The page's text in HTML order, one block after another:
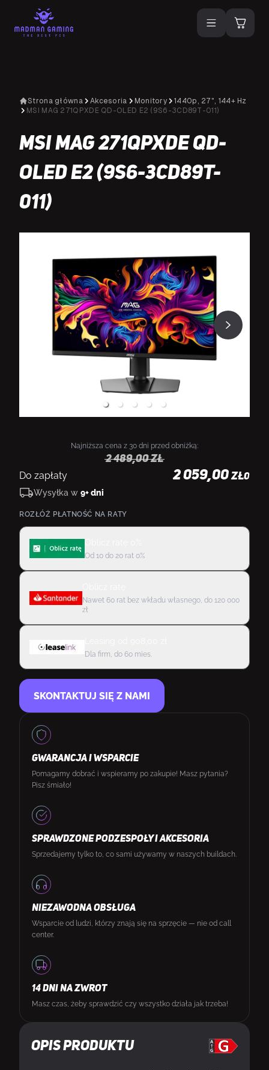
Strona główna Akcesoria Monitory
1440p, 27", 144+ Hz
MSI MAG 271QPXDE QD-OLED E2 (9S6-3CD89T-011)
MSI MAG 271QPXDE QD-
OLED E2 (9S6-3CD89T-
011)
Opis produktu
Najniższa cena z 30 dni przed obniżką:
2 489,00zł
Do zapłaty 2 059,00 ZŁ0
Wysyłka w 9+ dni
ROZŁÓŻ PŁATNOŚĆ NA RATY
Od 10 do 20 rat 0%
Nawet 60 rat bez wkładu własnego, do 120 000
zł
Dla firm, do 60 mies.
SKONTAKTUJ SIĘ Z NAMI
GWARANCJA I WSPARCIE
Pomagamy dobrać i wspieramy po zakupie! Masz pytania?
Pisz śmiało!
SPRAWDZONE PODZESPOŁY I AKCESORIA
Sprzedajemy tylko to, co sami używamy w naszych buildach.
NIEZAWODNA OBSŁUGA
Wsparcie od ludzi, którzy znają się na sprzęcie — nie od call
center.
14 DNI NA ZWROT
Masz czas, żeby sprawdzić czy wszystko działa jak trzeba!